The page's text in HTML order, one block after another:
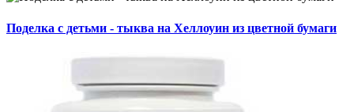
Поделка с детьми - тыква на Хеллоуин из цветной бумаги